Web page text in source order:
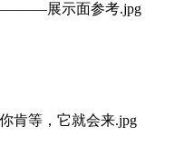
展示面参考.jpg
等，它就会来.jpg